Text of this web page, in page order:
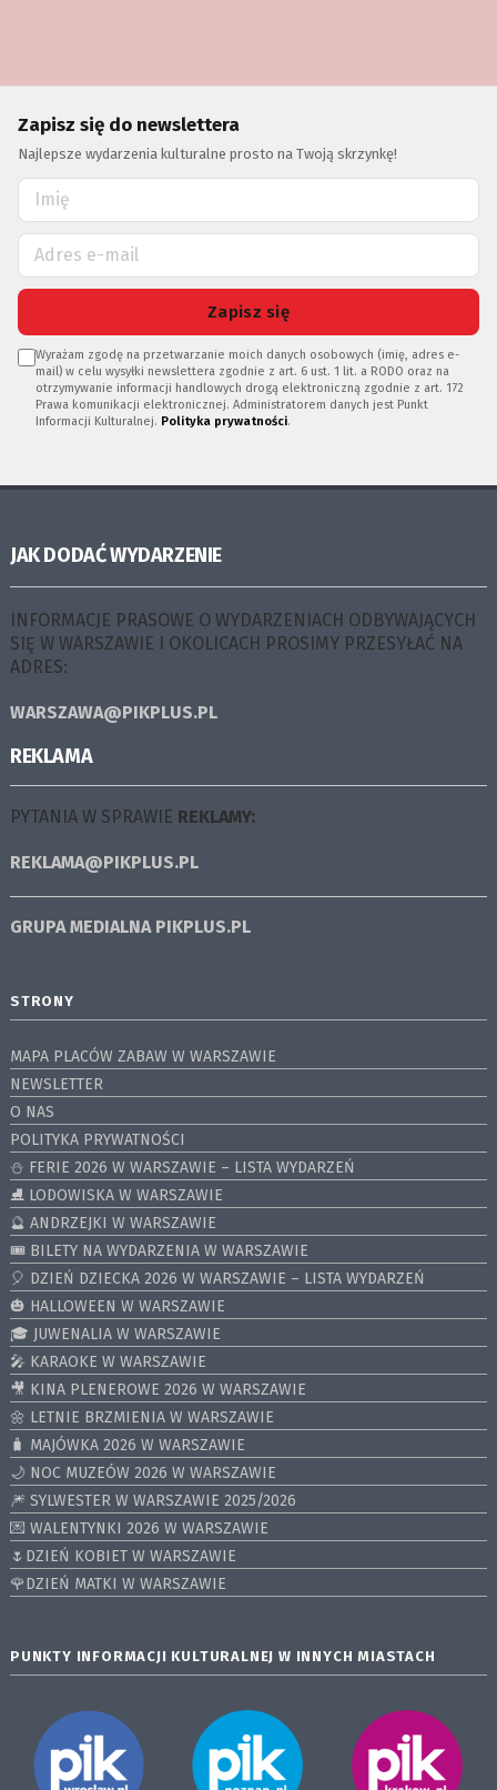
Zapisz się do newslettera
Najlepsze wydarzenia kulturalne prosto na Twoją skrzynkę!
Zapisz się
Wyrażam zgodę na przetwarzanie moich danych osobowych (imię, adres e-
mail) w celu wysyłki newslettera zgodnie z art. 6 ust. 1 lit. a RODO oraz na
otrzymywanie informacji handlowych drogą elektroniczną zgodnie z art. 172
Prawa komunikacji elektronicznej. Administratorem danych jest Punkt
Informacji Kulturalnej. Polityka prywatności.
JAK DODAĆ WYDARZENIE
INFORMACJE PRASOWE O WYDARZENIACH ODBYWAJĄCYCH
SIĘ W WARSZAWIE I OKOLICACH PROSIMY PRZESYŁAĆ NA
ADRES:
WARSZAWA@PIKPLUS.PL
REKLAMA
PYTANIA W SPRAWIE REKLAMY:
REKLAMA@PIKPLUS.PL
GRUPA MEDIALNA PIKPLUS.PL
STRONY
MAPA PLACÓW ZABAW W WARSZAWIE
NEWSLETTER
O NAS
POLITYKA PRYWATNOŚCI
⛄️ FERIE 2026 W WARSZAWIE – LISTA WYDARZEŃ
⛸ LODOWISKA W WARSZAWIE
🔮 ANDRZEJKI W WARSZAWIE
🎟️ BILETY NA WYDARZENIA W WARSZAWIE
🎈 DZIEŃ DZIECKA 2026 W WARSZAWIE – LISTA WYDARZEŃ
🎃 HALLOWEEN W WARSZAWIE
🎓 JUWENALIA W WARSZAWIE
🎤 KARAOKE W WARSZAWIE
🎥 KINA PLENEROWE 2026 W WARSZAWIE
🌼 LETNIE BRZMIENIA W WARSZAWIE
🧳 MAJÓWKA 2026 W WARSZAWIE
🌙 NOC MUZEÓW 2026 W WARSZAWIE
🎆 SYLWESTER W WARSZAWIE 2025/2026
💌 WALENTYNKI 2026 W WARSZAWIE
🌷DZIEŃ KOBIET W WARSZAWIE
🌹DZIEŃ MATKI W WARSZAWIE
PUNKTY INFORMACJI KULTURALNEJ W INNYCH MIASTACH